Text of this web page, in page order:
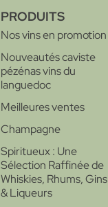
PRODUITS
Nos vins en promotion
Nouveautés caviste
pézénas vins du
languedoc
Meilleures ventes
Champagne
Spiritueux : Une
Sélection Raffinée de
Whiskies, Rhums, Gins
& Liqueurs